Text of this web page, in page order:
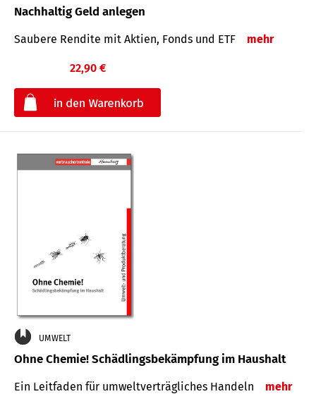
Nachhaltig Geld anlegen
Saubere Rendite mit Aktien, Fonds und ETF mehr
22,90 €
UMWELT
Ohne Chemie! Schädlingsbekämpfung im Haushalt
Ein Leitfaden für um­welt­ver­träg­liches Han­deln mehr